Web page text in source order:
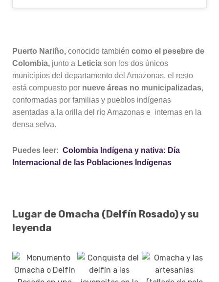
Puerto Nariño, conocido también como el pesebre de
Colombia, junto a Leticia son los dos únicos
municipios del departamento del Amazonas, el resto
está compuesto por nueve áreas no municipalizadas,
conformadas por familias y pueblos indígenas
asentadas a la orilla del río Amazonas e internas en la
densa selva.
Puedes leer: Colombia Indígena y nativa: Día
Internacional de las Poblaciones Indígenas
Lugar de Omacha (Delfín Rosado) y su
leyenda